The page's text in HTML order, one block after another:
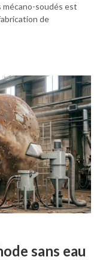
soudés est
de
sans eau